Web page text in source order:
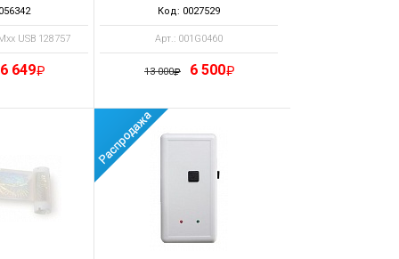
USB 128757
6 649
Код: 0027529
Арт.: 001G0460
13 000 6 500